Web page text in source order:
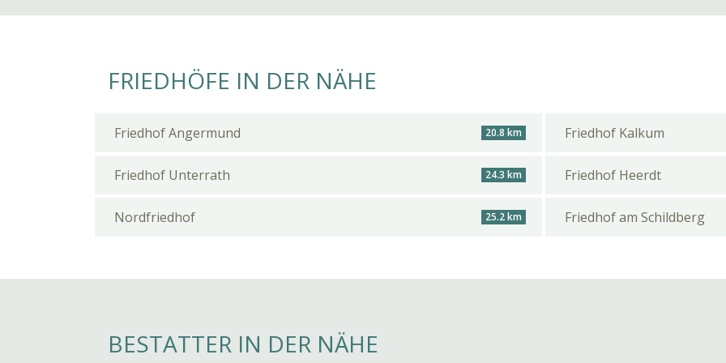
FRIEDHÖFE IN DER NÄHE
Friedhof Angermund 20.8 km Friedhof Kalkum
Friedhof Unterrath 24.3 km Friedhof Heerdt
Nordfriedhof 25.2 km Friedhof am Schildberg
BESTATTER IN DER NÄHE